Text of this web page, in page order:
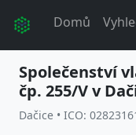
Domů
Společenství
čp. 255/V v
Dačice • ICO: